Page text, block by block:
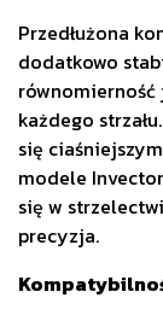
Przedłużona
dodatkowo
równomierność
każdego
się
modele
się w
precyzja.